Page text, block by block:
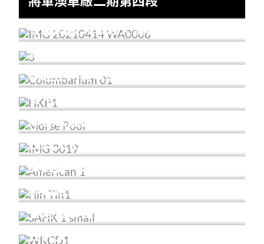
香港科技大學逸夫演藝中心
香港海關職員宿舍
歌連臣角骨灰安置所
香港郵政總部
摩士公園游泳池
西九文化區 M+ 海濱長廊
美國會 – COUNTRY CLUB
顯田遊樂場
香港童軍百周年紀念大樓
西九文化區藝術公園及自由空間